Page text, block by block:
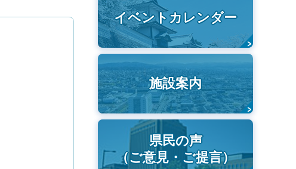
イベントカレンダー
施設案内
県民の声
（ご意見・ご提言）